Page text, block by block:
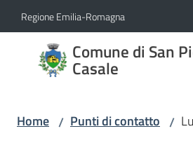
Vai al contenuto
Vai alla navigazione
Vai al footer
Regione Emilia-Romagna
Comune di San
Casale
Comune
di San
Casale
Home / Punti di contatto /